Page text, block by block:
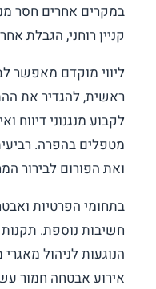
במקרים אחרים חסר
קניין רוחני, הגבלת
ליווי מוקדם מאפשר
ראשית, להגדיר את
לקבוע מנגנוני דיווח
מטפלים בהפרה.
ואת הפורום לבירור
בתחומי הפרטיות
חשיבות נוספת.
הנוגעות לניהול
אירוע אבטחה חמור